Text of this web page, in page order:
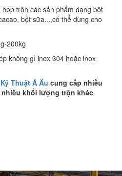
trộn các sản phẩm dạng bột
bột sữa...,có thể dùng cho
200kg
không gỉ inox 304 hoặc inox
Thuật Á Âu cung cấp nhiều
khối lượng trộn khác